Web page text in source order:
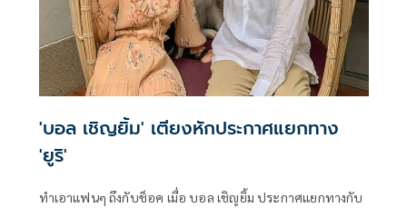
'บอล เชิญยิ้ม' เตียงหักประกาศแยกทาง
'ยูริ'
ทำเอาแฟนๆ ถึงกับช็อค เมื่อ บอล เชิญยิ้ม ประกาศแยกทางกับ